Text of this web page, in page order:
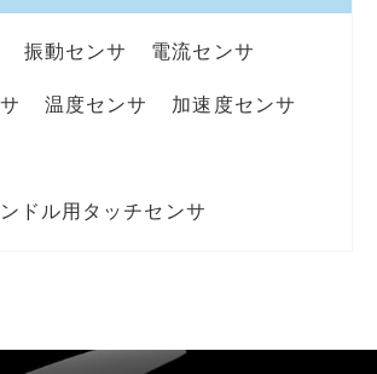
振動センサ 電流センサ
温度センサ 加速度センサ
ドル用タッチセンサ